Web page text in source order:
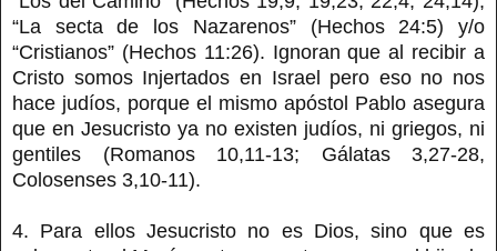
“La secta de los Nazarenos” (Hechos 24:5) y/o
“Cristianos” (Hechos 11:26). Ignoran que al recibir a
Cristo somos Injertados en Israel pero eso no nos
hace judíos, porque el mismo apóstol Pablo asegura
que en Jesucristo ya no existen judíos, ni griegos, ni
gentiles (Romanos 10,11-13; Gálatas 3,27-28,
Colosenses 3,10-11).
4. Para ellos Jesucristo no es Dios, sino que es